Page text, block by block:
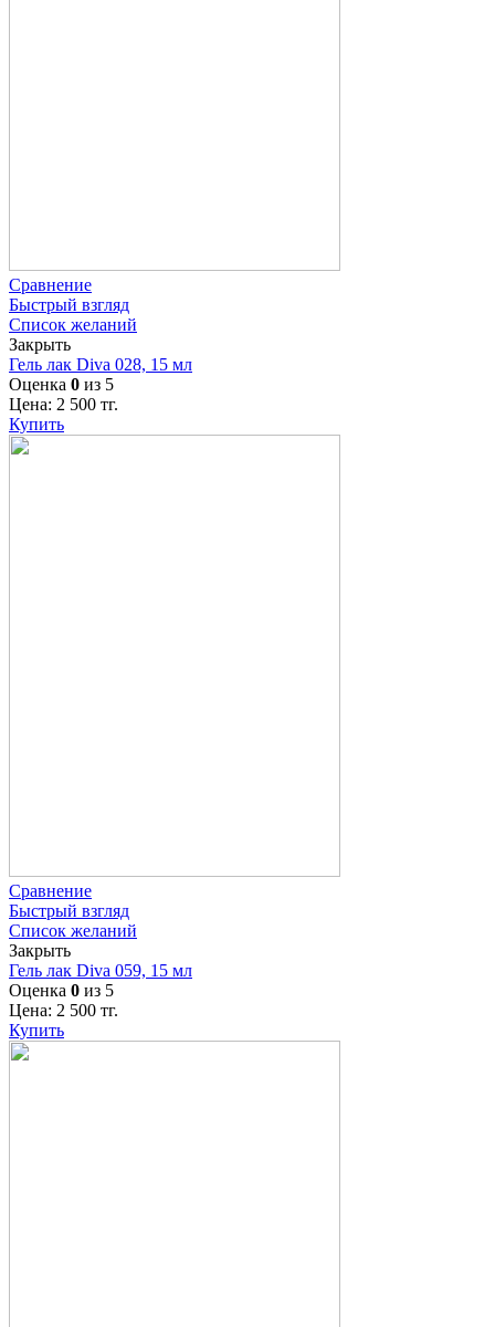
Сравнение
Быстрый взгляд
Список желаний
Закрыть
Гель лак Diva 028, 15 мл
Оценка 0 из 5
Цена: 2 500 тг.
Купить
Сравнение
Быстрый взгляд
Список желаний
Закрыть
Гель лак Diva 059, 15 мл
Оценка 0 из 5
Цена: 2 500 тг.
Купить